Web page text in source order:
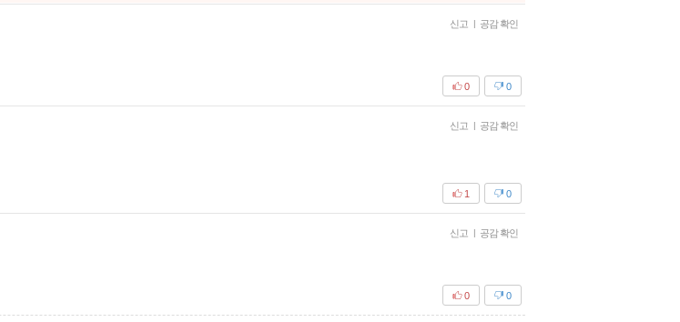
신고 | 공감 확인
0
0
신고 | 공감 확인
0
1
신고 | 공감 확인
0
0